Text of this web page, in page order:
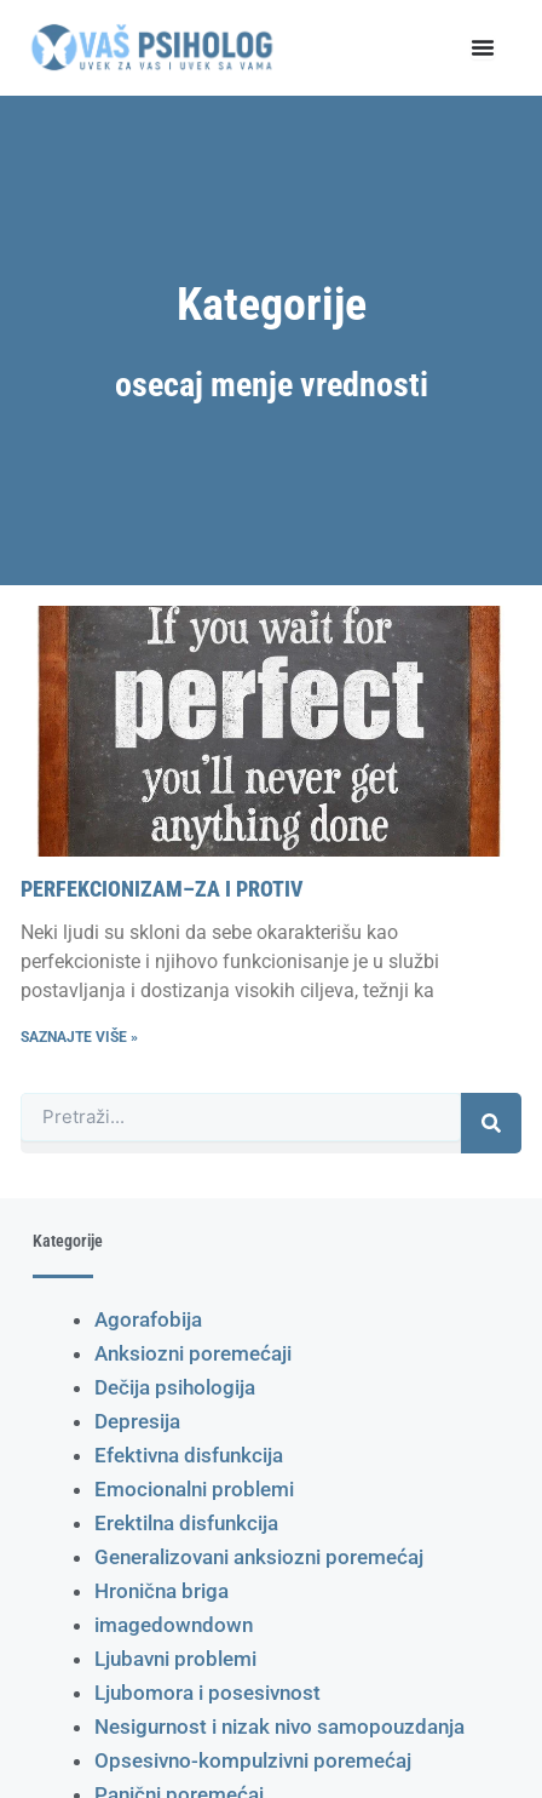
Kategorije
osecaj menje vrednosti
PERFEKCIONIZAM–ZA I PROTIV
Neki ljudi su skloni da sebe okarakterišu kao
perfekcioniste i njihovo funkcionisanje je u službi
postavljanja i dostizanja visokih ciljeva, težnji ka
SAZNAJTE VIŠE »
Kategorije
Agorafobija
Anksiozni poremećaji
Dečija psihologija
Depresija
Efektivna disfunkcija
Emocionalni problemi
Erektilna disfunkcija
Generalizovani anksiozni poremećaj
Hronična briga
imagedowndown
Ljubavni problemi
Ljubomora i posesivnost
Nesigurnost i nizak nivo samopouzdanja
Opsesivno-kompulzivni poremećaj